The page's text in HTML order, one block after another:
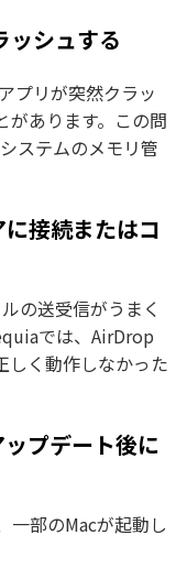
ッシュする
プリが突然クラッ
があります。この問
ステムのメモリ管
接続またはコ
の送受信がうまく
では、AirDrop
しく動作しなかった
プデート後に
一部のMacが起動し